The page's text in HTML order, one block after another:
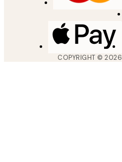
COPYRIGHT ©2026